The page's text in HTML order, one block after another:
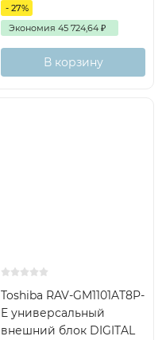
- 27%
Экономия 45 724,64 ₽
В корзину
Toshiba RAV-GM1101AT8P-
E универсальный
внешний блок DIGITAL